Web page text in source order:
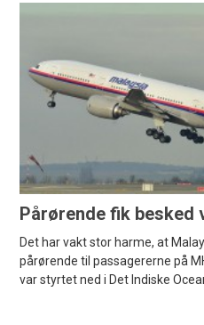
Pårørende fik besked
Det har vakt stor harme, at
pårørende til passagererne på
var styrtet ned i Det Indiske